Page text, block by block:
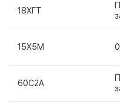
18ХГТ
15Х5М
60С2А